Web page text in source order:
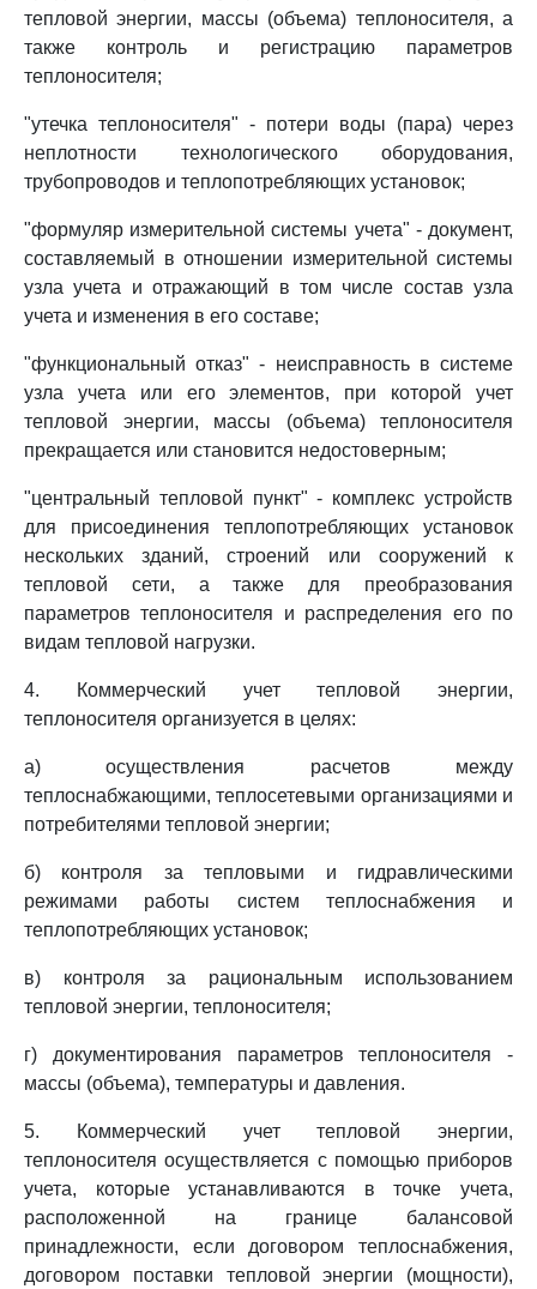
тепловой энергии, массы (объема) теплоносителя, а
также контроль и регистрацию параметров
теплоносителя;
"утечка теплоносителя" - потери воды (пара) через
неплотности технологического оборудования,
трубопроводов и теплопотребляющих установок;
"формуляр измерительной системы учета" - документ,
составляемый в отношении измерительной системы
узла учета и отражающий в том числе состав узла
учета и изменения в его составе;
"функциональный отказ" - неисправность в системе
узла учета или его элементов, при которой учет
тепловой энергии, массы (объема) теплоносителя
прекращается или становится недостоверным;
"центральный тепловой пункт" - комплекс устройств
для присоединения теплопотребляющих установок
нескольких зданий, строений или сооружений к
тепловой сети, а также для преобразования
параметров теплоносителя и распределения его по
видам тепловой нагрузки.
4. Коммерческий учет тепловой энергии,
теплоносителя организуется в целях:
а) осуществления расчетов между
теплоснабжающими, теплосетевыми организациями и
потребителями тепловой энергии;
б) контроля за тепловыми и гидравлическими
режимами работы систем теплоснабжения и
теплопотребляющих установок;
в) контроля за рациональным использованием
тепловой энергии, теплоносителя;
г) документирования параметров теплоносителя -
массы (объема), температуры и давления.
5. Коммерческий учет тепловой энергии,
теплоносителя осуществляется с помощью приборов
учета, которые устанавливаются в точке учета,
расположенной на границе балансовой
принадлежности, если договором теплоснабжения,
договором поставки тепловой энергии (мощности),